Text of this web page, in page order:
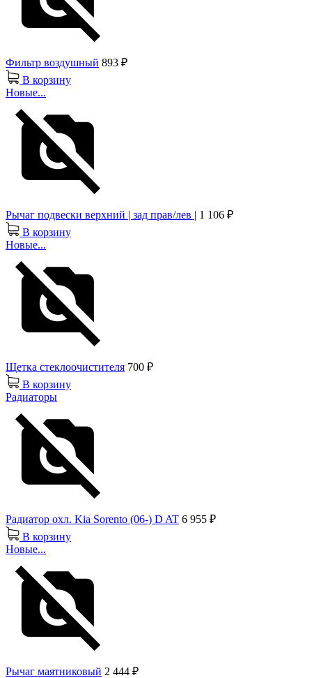
Фильтр воздушный 893 ₽
В корзину
Новые...
Рычаг подвески верхний | зад прав/лев | 1 106 ₽
В корзину
Новые...
Щетка стеклоочистителя 700 ₽
В корзину
Радиаторы
Радиатор охл. Kia Sorento (06-) D AT 6 955 ₽
В корзину
Новые...
Рычаг маятниковый 2 444 ₽